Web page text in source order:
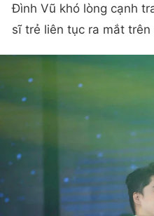
Đình Vũ khó lòng cạnh
sĩ trẻ liên tục ra mắt